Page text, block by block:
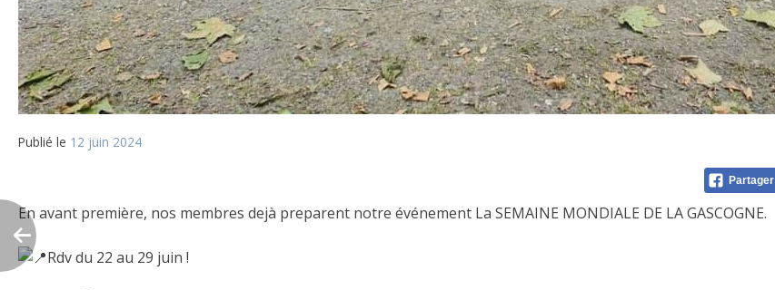
Publié le 12 juin 2024
Partager
En avant première, nos membres dejà preparent notre événement La SEMAINE MONDIALE DE LA GASCOGNE.
Rdv du 22 au 29 juin !